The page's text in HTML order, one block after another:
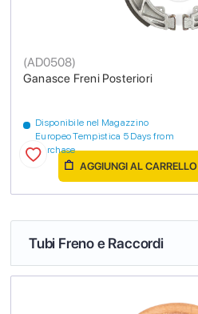
Ganasce Freni Posteriori
(AD0508)
Disponibile nel Magazzino
Europeo Tempistica 5 Days from
purchase
AGGIUNGI AL CARRELLO
Tubi Freno e Raccordi